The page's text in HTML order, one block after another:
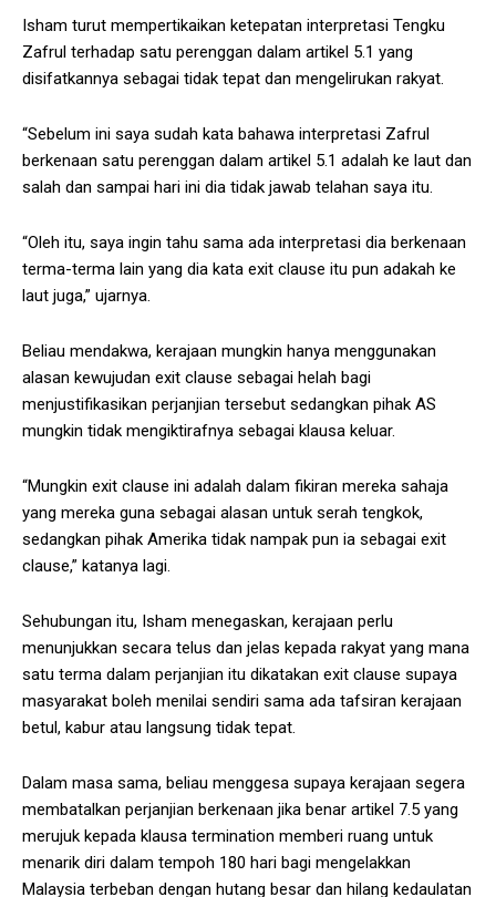
Isham turut mempertikaikan ketepatan interpretasi Tengku
Zafrul terhadap satu perenggan dalam artikel 5.1 yang
disifatkannya sebagai tidak tepat dan mengelirukan rakyat.
“Sebelum ini saya sudah kata bahawa interpretasi Zafrul
berkenaan satu perenggan dalam artikel 5.1 adalah ke laut dan
salah dan sampai hari ini dia tidak jawab telahan saya itu.
“Oleh itu, saya ingin tahu sama ada interpretasi dia berkenaan
terma-terma lain yang dia kata exit clause itu pun adakah ke
laut juga,” ujarnya.
Beliau mendakwa, kerajaan mungkin hanya menggunakan
alasan kewujudan exit clause sebagai helah bagi
menjustifikasikan perjanjian tersebut sedangkan pihak AS
mungkin tidak mengiktirafnya sebagai klausa keluar.
“Mungkin exit clause ini adalah dalam fikiran mereka sahaja
yang mereka guna sebagai alasan untuk serah tengkok,
sedangkan pihak Amerika tidak nampak pun ia sebagai exit
clause,” katanya lagi.
Sehubungan itu, Isham menegaskan, kerajaan perlu
menunjukkan secara telus dan jelas kepada rakyat yang mana
satu terma dalam perjanjian itu dikatakan exit clause supaya
masyarakat boleh menilai sendiri sama ada tafsiran kerajaan
betul, kabur atau langsung tidak tepat.
Dalam masa sama, beliau menggesa supaya kerajaan segera
membatalkan perjanjian berkenaan jika benar artikel 7.5 yang
merujuk kepada klausa termination memberi ruang untuk
menarik diri dalam tempoh 180 hari bagi mengelakkan
Malaysia terbeban dengan hutang besar dan hilang kedaulatan